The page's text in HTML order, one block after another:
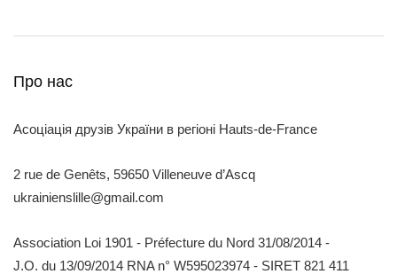
Про нас
Асоціація друзів України в регіоні Hauts-de-France
2 rue de Genêts, 59650 Villeneuve d’Ascq
ukrainienslille@gmail.com
Association Loi 1901 - Préfecture du Nord 31/08/2014 -
J.O. du 13/09/2014 RNA n° W595023974 - SIRET 821 411